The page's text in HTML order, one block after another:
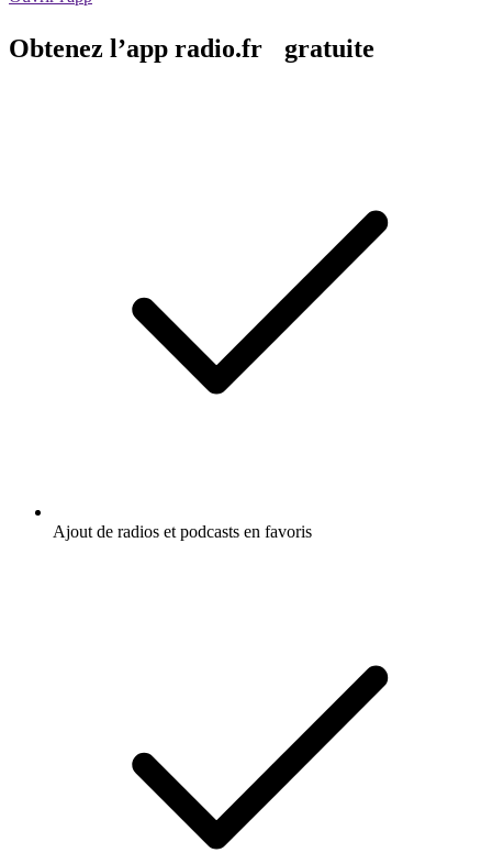
Obtenez l’app radio.fr gratuite
Ajout de radios et podcasts en favoris